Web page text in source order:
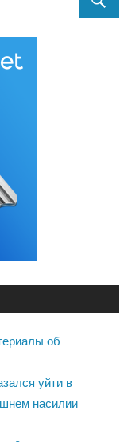
об
уйти в
насилии